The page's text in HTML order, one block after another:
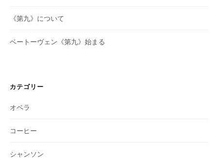
《第九》について
ベートーヴェン《第九》始まる
カテゴリー
オペラ
コーヒー
シャンソン